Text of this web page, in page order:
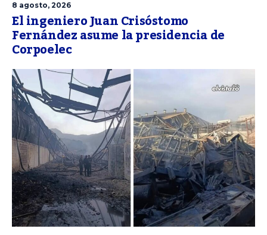
8 agosto, 2026
El ingeniero Juan Crisóstomo
Fernández asume la presidencia de
Corpoelec